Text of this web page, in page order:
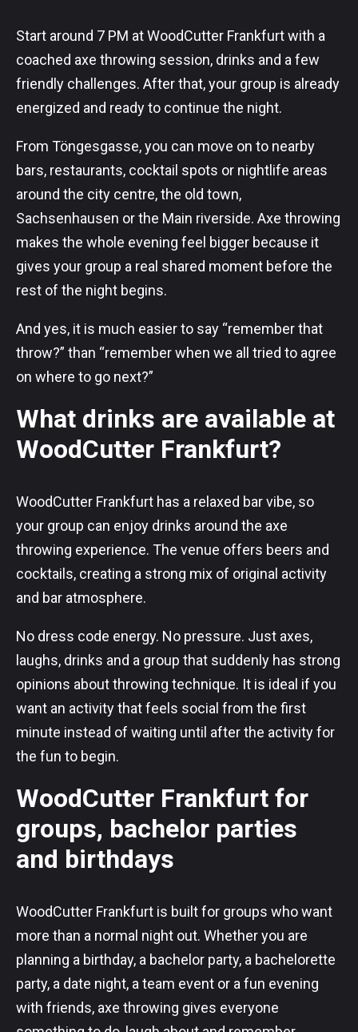
Start around 7 PM at WoodCutter Frankfurt with a
coached axe throwing session, drinks and a few
friendly challenges. After that, your group is already
energized and ready to continue the night.
From Töngesgasse, you can move on to nearby
bars, restaurants, cocktail spots or nightlife areas
around the city centre, the old town,
Sachsenhausen or the Main riverside. Axe throwing
makes the whole evening feel bigger because it
gives your group a real shared moment before the
rest of the night begins.
And yes, it is much easier to say “remember that
throw?” than “remember when we all tried to agree
on where to go next?”
What drinks are available at
WoodCutter Frankfurt?
WoodCutter Frankfurt has a relaxed bar vibe, so
your group can enjoy drinks around the axe
throwing experience. The venue offers beers and
cocktails, creating a strong mix of original activity
and bar atmosphere.
No dress code energy. No pressure. Just axes,
laughs, drinks and a group that suddenly has strong
opinions about throwing technique. It is ideal if you
want an activity that feels social from the first
minute instead of waiting until after the activity for
the fun to begin.
WoodCutter Frankfurt for
groups, bachelor parties
and birthdays
WoodCutter Frankfurt is built for groups who want
more than a normal night out. Whether you are
planning a birthday, a bachelor party, a bachelorette
party, a date night, a team event or a fun evening
with friends, axe throwing gives everyone